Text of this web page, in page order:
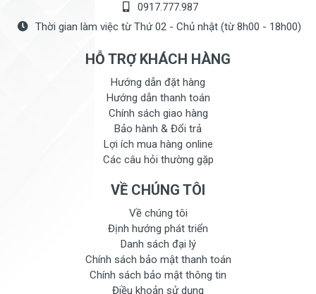
0917.777.987
Thời gian làm việc từ Thứ 02 - Chủ nhật (từ 8h00 - 18h00)
HỖ TRỢ KHÁCH HÀNG
Hướng dẫn đặt hàng
Hướng dẫn thanh toán
Chính sách giao hàng
Bảo hành & Đổi trả
Lợi ích mua hàng online
Các câu hỏi thường gặp
VỀ CHÚNG TÔI
Về chúng tôi
Định hướng phát triển
Danh sách đại lý
Chính sách bảo mật thanh toán
Chính sách bảo mật thông tin
Điều khoản sử dụng